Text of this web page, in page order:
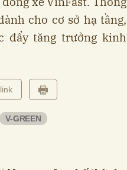
cho cơ sở hạ tầng,
đẩy tăng trưởng kinh
V-GREEN